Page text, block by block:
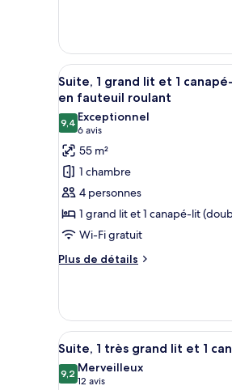
vue
montagne
le
type
de
chambre
2
grands
lits,
vue
montagne
Afficher
toutes
les
photos
pour
ce
type
de
chambre :
Suite,
1
et
1
canapé-
lit,
3
Suite, 1 grand lit et 1
en fauteuil roulant
9,49,4 sur 10
Exceptionnel
6 avis
(6 avis)
55 m²
1 chambre
4 personnes
1 grand lit et 1 canapé-lit
Wi-Fi gratuit
Plus de détails
Plus
le
type
de
chambre
Suite,
Afficher
toutes
les
4
Suite, 1 très grand lit et 1
9,29,2 sur 10
Merveilleux
12 avis
(12 avis)